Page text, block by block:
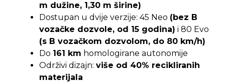
m dužine, 1,30 m širine)
Dostupan u dvije verzije: 45 Neo (bez B
vozačke dozvole, od 15 godina) i 80 Evo
(s B vozačkom dozvolom, do 80 km/h)
Do 161 km homologirane autonomije
Održivi dizajn: više od 40% recikliranih
materijala